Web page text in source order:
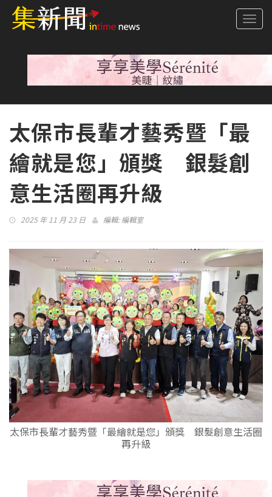
太保市長輩才藝秀暨「最
繪就是您」頒獎 銀髮創
意生活圈再升級
2025 年 11 月 23 日 編輯:編輯室
太保市長輩才藝秀暨「最繪就是您」頒獎 銀髮創意生活圈
再升級